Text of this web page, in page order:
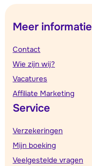
Meer informatie
Contact
Wie zijn wij?
Vacatures
Affiliate Marketing
Service
Verzekeringen
Mijn boeking
Veelgestelde vragen